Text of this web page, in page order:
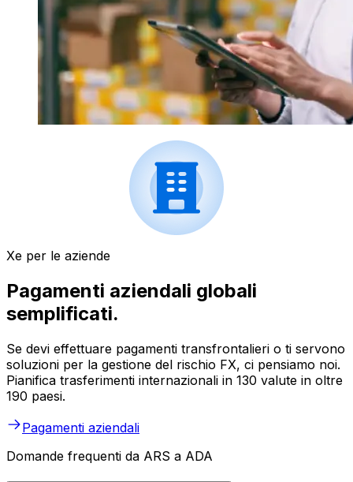
Xe per le aziende
Pagamenti aziendali globali
semplificati.
Se devi effettuare pagamenti transfrontalieri o ti servono
soluzioni per la gestione del rischio FX, ci pensiamo noi.
Pianifica trasferimenti internazionali in 130 valute in oltre
190 paesi.
Pagamenti aziendali
Domande frequenti da ARS a ADA